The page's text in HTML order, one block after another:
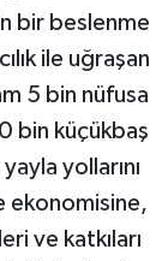
bir beslenme
ile uğraşan
5 bin nüfusa
bin küçükbaş
yollarını
ekonomisine,
ve katkıları